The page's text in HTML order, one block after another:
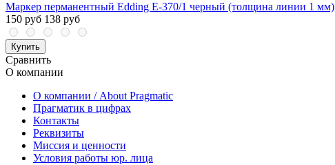
Маркер перманентный Edding E-370/1 черный (толщина линии 1 мм)
150 руб 138 руб
Купить
Сравнить
О компании
О компании / About Pragmatic
Прагматик в цифрах
Контакты
Реквизиты
Миссия и ценности
Условия работы юр. лица